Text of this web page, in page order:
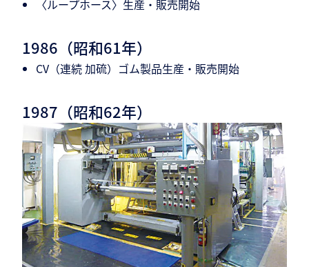
〈ループホース〉生産・販売開始
1986（昭和61年）
CV（連続 加硫）ゴム製品生産・販売開始
1987（昭和62年）